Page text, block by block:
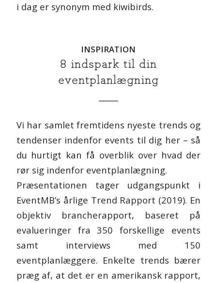
i dag er synonym med kiwibirds.
INSPIRATION
8 indspark til din
eventplanlægning
Vi har samlet fremtidens nyeste trends og
tendenser indenfor events til dig her – så
du hurtigt kan få overblik over hvad der
rør sig indenfor eventplanlægning.
Præsentationen tager udgangspunkt i
EventMB’s årlige Trend Rapport (2019). En
objektiv brancherapport, baseret på
evalueringer fra 350 forskellige events
samt interviews med 150
eventplanlæggere. Enkelte trends bærer
præg af, at det er en amerikansk rapport,